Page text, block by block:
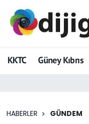
KKTC Güney Kıbrıs
HABERLER GÜNDEM
ADVERTORIAL
Dijigazete
Eğitim
Hava Durumu
Trafik Durumu
Tüm Manşetler